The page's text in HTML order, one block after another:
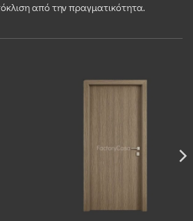
από την πραγματικότητα.